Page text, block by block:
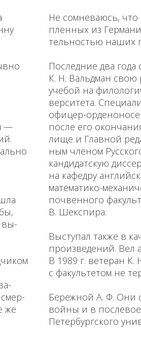
—
вы­
смер­
же
Не сомневаюсь,
пленных из
тельностью наших
Последние два
К. Н. Вальдман свою
учебой на
верситета.
офицер-
после его
лище и Главной
ным членом
кан­дидатскую
на ка­федру
математико­-
почвенного
В. Шекспира.
Высту­пал также в
произведе­ний. Вел
В 1989 г. ветеран
с факультетом не
Бережной А. Ф. Они
войны и в
Петербургского